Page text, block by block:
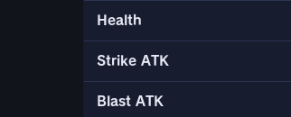
Health
Strike ATK
Blast ATK